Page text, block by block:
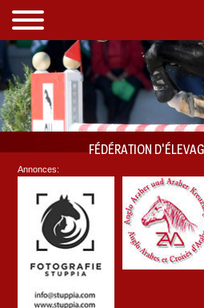
FÉDÉRATION
Annonces: